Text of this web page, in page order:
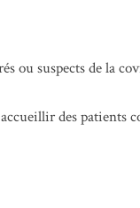
ou suspects de la
des patients